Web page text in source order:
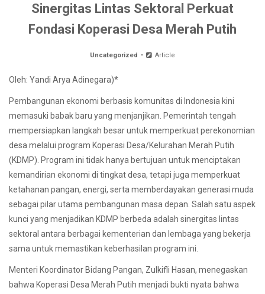
Sinergitas Lintas Sektoral Perkuat
Fondasi Koperasi Desa Merah Putih
Uncategorized Article
Oleh: Yandi Arya Adinegara)*
Pembangunan ekonomi berbasis komunitas di Indonesia kini
memasuki babak baru yang menjanjikan. Pemerintah tengah
mempersiapkan langkah besar untuk memperkuat perekonomian
desa melalui program Koperasi Desa/Kelurahan Merah Putih
(KDMP). Program ini tidak hanya bertujuan untuk menciptakan
kemandirian ekonomi di tingkat desa, tetapi juga memperkuat
ketahanan pangan, energi, serta memberdayakan generasi muda
sebagai pilar utama pembangunan masa depan. Salah satu aspek
kunci yang menjadikan KDMP berbeda adalah sinergitas lintas
sektoral antara berbagai kementerian dan lembaga yang bekerja
sama untuk memastikan keberhasilan program ini.
Menteri Koordinator Bidang Pangan, Zulkifli Hasan, menegaskan
bahwa Koperasi Desa Merah Putih menjadi bukti nyata bahwa